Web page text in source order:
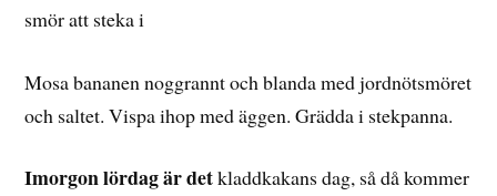
smör att steka i
Mosa bananen noggrannt och blanda med jordnötsmöret
och saltet. Vispa ihop med äggen. Grädda i stekpanna.
Imorgon lördag är detkladdkakans dag, så då kommer